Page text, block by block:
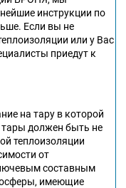
инструкции по
Если вы не
или у Вас
приедут к
на тару в которой
тары должен быть не
теплоизоляции
от
составным
имеющие